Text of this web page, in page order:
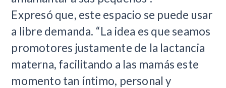
Expresó que, este espacio se puede usar
a libre demanda. “La idea es que seamos
promotores justamente de la lactancia
materna, facilitando a las mamás este
momento tan íntimo, personal y